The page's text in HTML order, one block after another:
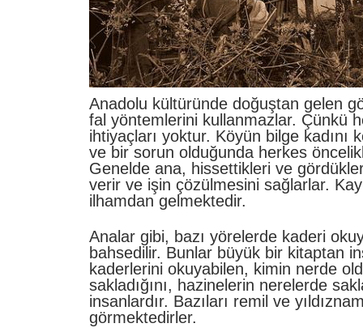
Anadolu kültüründe doğuştan gelen
fal yöntemlerini kullanmazlar. Çünkü
ihtiyaçları yoktur. Köyün bilge kadını
ve bir sorun olduğunda herkes
Genelde ana, hissettikleri ve
verir ve işin çözülmesini sağlarlar.
ilhamdan gelmektedir.
Analar gibi, bazı yörelerde kaderi
bahsedilir. Bunlar büyük bir kitaptan
kaderlerini okuyabilen, kimin nerde
sakladığını, hazinelerin nerelerde
insanlardır. Bazıları remil ve
görmektedirler.